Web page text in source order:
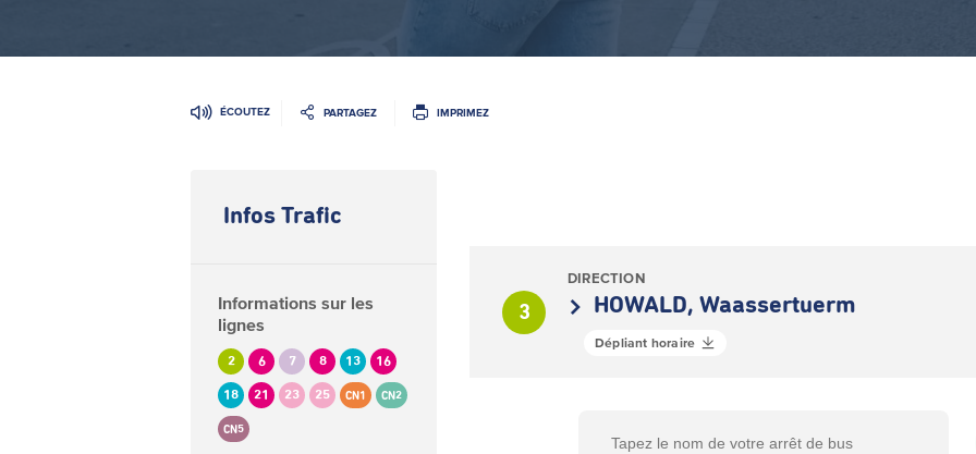
ÉCOUTEZ PARTAGEZ IMPRIMEZ
Infos Trafic
Informations sur les
lignes
2 6 7 8 13 16
18 21 23 25 CN1 CN2
CN5
3
DIRECTION
HOWALD, Waassertuerm
Dépliant horaire